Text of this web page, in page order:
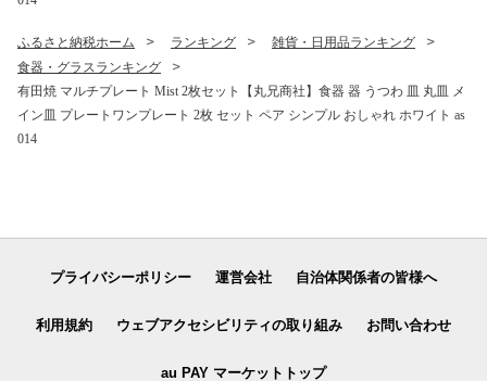
ふるさと納税ホーム ランキング
雑貨・日用品ランキング
食器・グラスランキング
有田焼 マルチプレート Mist 2枚セット【丸兄商社】食器 器 うつわ 皿 丸皿 メ
イン皿 プレートワンプレート 2枚 セット ペア シンプル おしゃれ ホワイト as
014
プライバシーポリシー 運営会社 自治体関係者の皆様へ
利用規約 ウェブアクセシビリティの取り組み お問い合わせ
au PAY マーケットトップ